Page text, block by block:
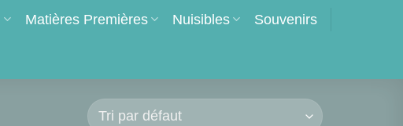
Matières Premières Nuisibles Souvenirs